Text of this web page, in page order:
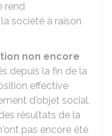
rend
la société à raison
non encore
depuis la fin de la
effective
d'objet social,
résultats de la
pas encore été